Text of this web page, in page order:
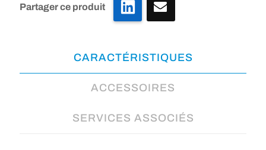
Partager ce produit LinkedIn
CARACTÉRISTIQUES
ACCESSOIRES
SERVICES ASSOCIÉS